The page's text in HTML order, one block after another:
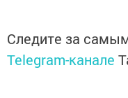
Следите за
Telegram-канале